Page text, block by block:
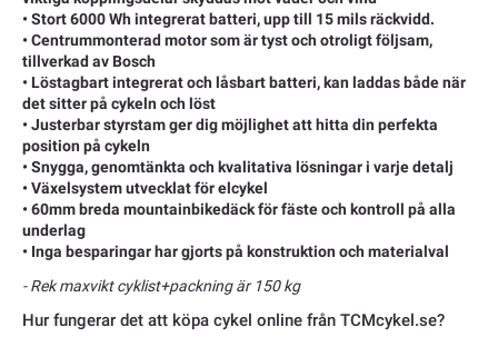
• Stort 6000 Wh integrerat batteri, upp till 15 mils räckvidd.
• Centrummonterad motor som är tyst och otroligt följsam,
tillverkad av Bosch
• Löstagbart integrerat och låsbart batteri, kan laddas både när
det sitter på cykeln och löst
• Justerbar styrstam ger dig möjlighet att hitta din perfekta
position på cykeln
• Snygga, genomtänkta och kvalitativa lösningar i varje detalj
• Växelsystem utvecklat för elcykel
• 60mm breda mountainbikedäck för fäste och kontroll på alla
underlag
• Inga besparingar har gjorts på konstruktion och materialval
- Rek maxvikt cyklist+packning är 150 kg
Hur fungerar det att köpa cykel online från TCMcykel.se?